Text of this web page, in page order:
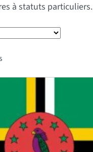
à statuts particuliers.